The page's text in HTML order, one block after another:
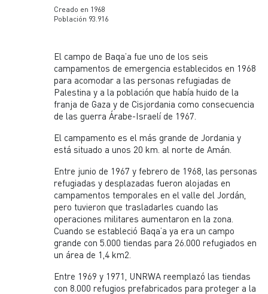
Creado en 1968
Población 93.916
El campo de Baqa’a fue uno de los seis
campamentos de emergencia establecidos en 1968
para acomodar a las personas refugiadas de
Palestina y a la población que había huido de la
franja de Gaza y de Cisjordania como consecuencia
de las guerra Árabe-Israelí de 1967.
El campamento es el más grande de Jordania y
está situado a unos 20 km. al norte de Amán.
Entre junio de 1967 y febrero de 1968, las personas
refugiadas y desplazadas fueron alojadas en
campamentos temporales en el valle del Jordán,
pero tuvieron que trasladarles cuando las
operaciones militares aumentaron en la zona.
Cuando se estableció Baqa’a ya era un campo
grande con 5.000 tiendas para 26.000 refugiados en
un área de 1,4 km2.
Entre 1969 y 1971, UNRWA reemplazó las tiendas
con 8.000 refugios prefabricados para proteger a la